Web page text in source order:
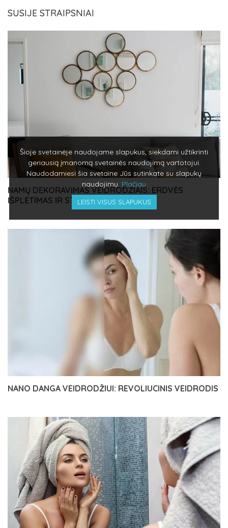
SUSIJE STRAIPSNIAI
NAMŲ DEKORAVIMAS VEIDRODŽIAIS: ERDVĖS
IŠPLĖTIMAS IR STILIAUS ĮVAIROVĖ
NANO DANGA VEIDRODŽIUI: REVOLIUCINIS VEIDRODIS
Šioje svetainėje naudojame slapukus, siekdami užtikrinti
geriausią įmanomą svetainės naudojimą vartotojui.
Naudodamiesi šia svetaine Jūs sutinkate su slapukų
naudojimu. Plačiau
LEISTI VISUS SLAPUKUS